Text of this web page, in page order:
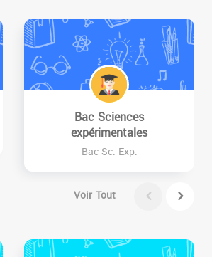
Bac Sciences
expérimentales
Bac-Sc.-Exp.
Voir Tout